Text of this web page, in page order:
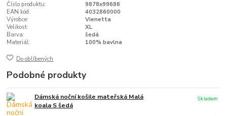
Číslo produktu:
9878x99686
EAN kód:
4032860000
Výrobce:
Vienetta
Velikost:
XL
Barva:
šedá
Materiál:
100% bavlna
Do oblíbených
Podobné produkty
Dámská noční košile mateřská Malá
koala S šedá
Skladem